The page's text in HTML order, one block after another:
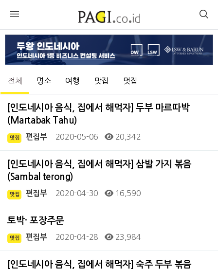
전체 명소 여행 맛집 멋집
[인도네시아 음식, 집에서 해먹자] 두부 마르따박
(Martabak Tahu)
맛집 편집부 2020-05-06 20,342
[인도네시아 음식, 집에서 해먹자] 삼발 가지 볶음
(Sambal terong)
맛집 편집부 2020-04-30 16,590
토박- 포장주문
맛집 편집부 2020-04-28 23,984
[인도네시아 음식, 집에서 해먹자] 숙주 두부 볶음